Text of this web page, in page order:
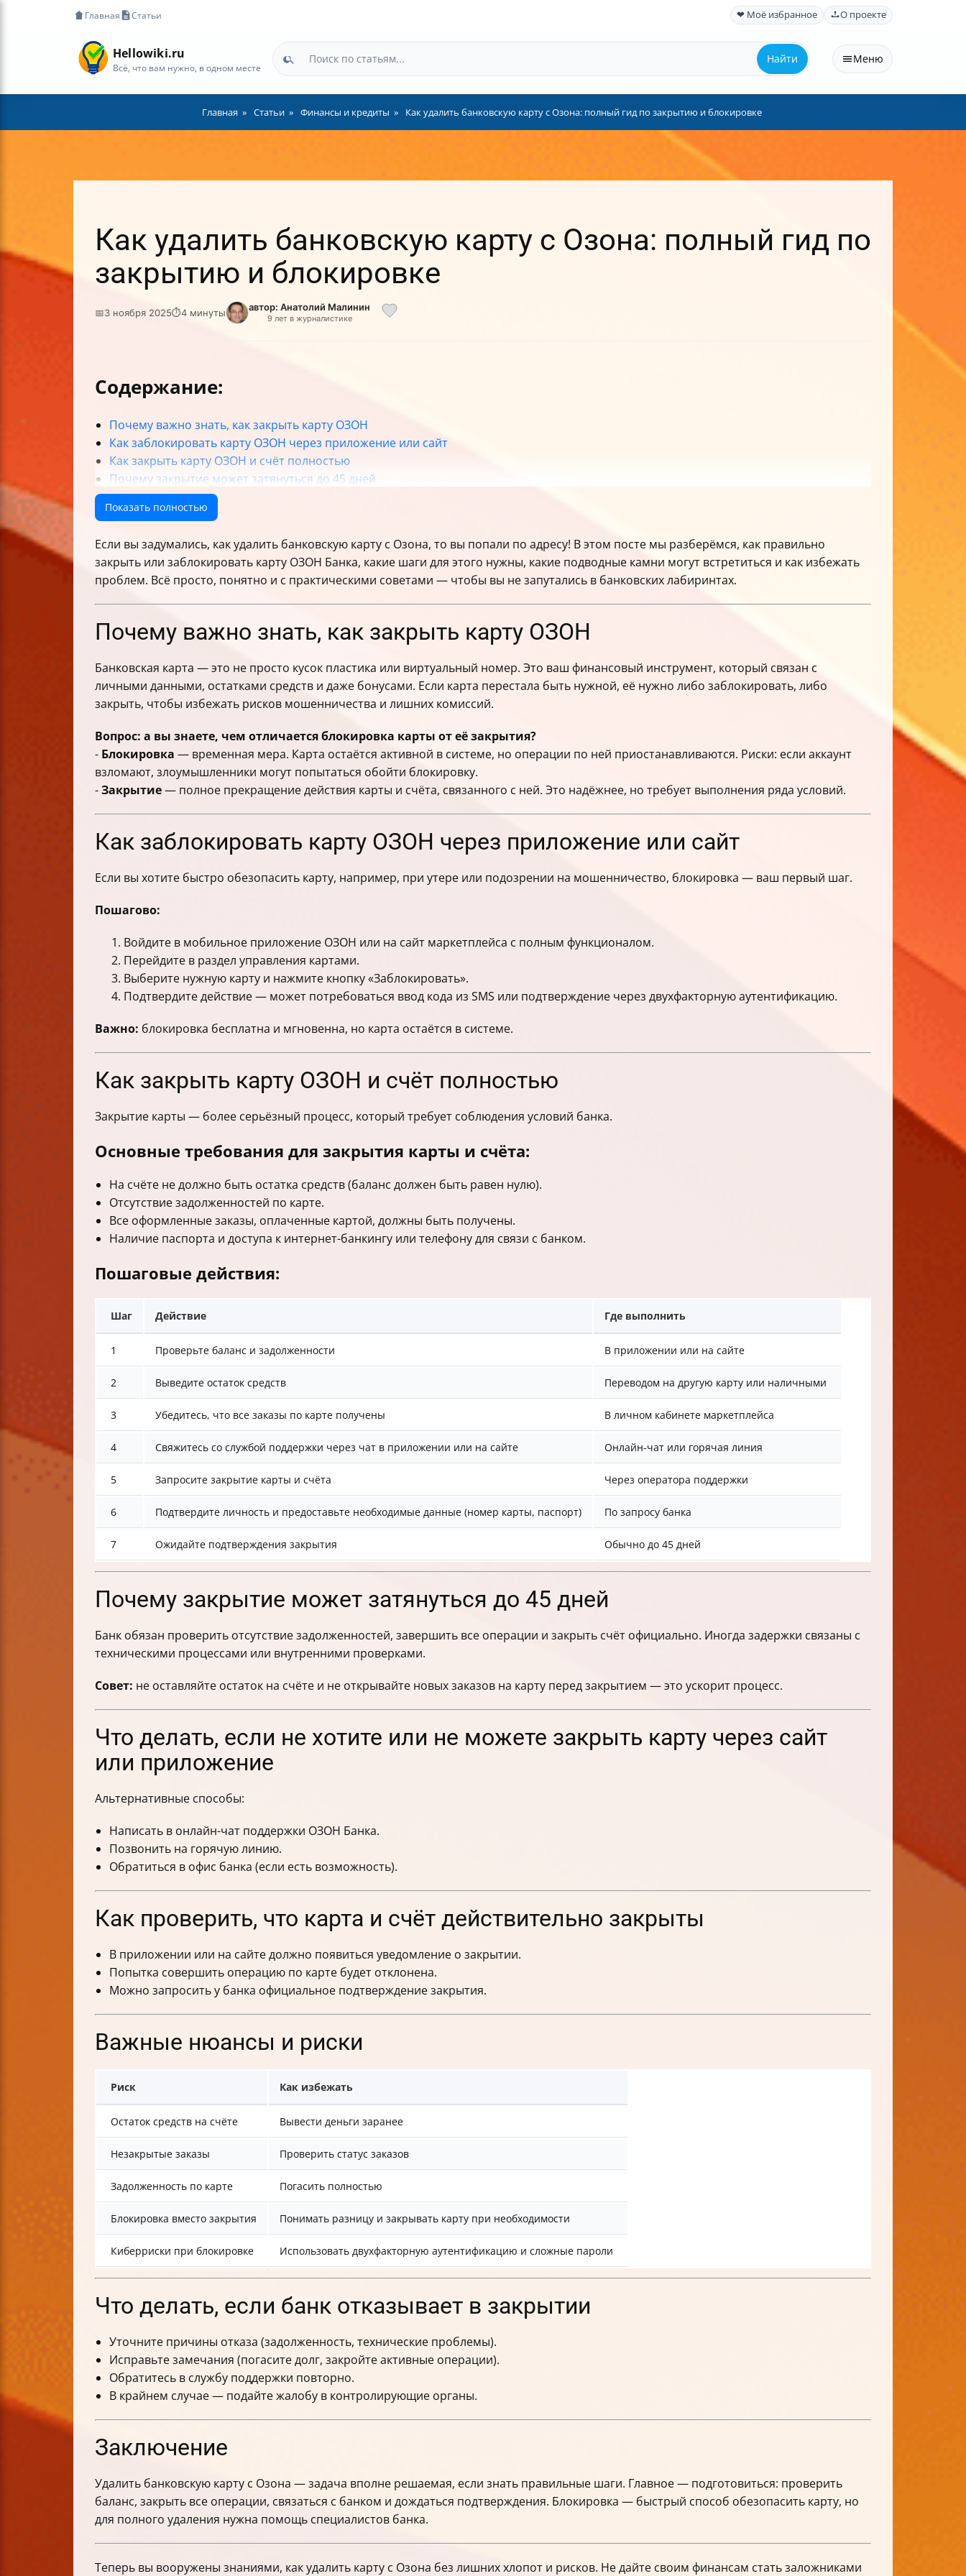
Главная Статьи ❤ Моё избранное О проекте
Hellowiki.ru
Всё, что вам нужно, в одном месте
Найти Меню
Главная Статьи Финансы и кредиты Как удалить банковскую карту с Озона: полный гид по закрытию и блокировке
Как удалить банковскую карту с Озона: полный гид по
закрытию и блокировке
📅3 ноября 2025⏱4 минуты автор: Анатолий Малинин
9 лет в журналистике
Содержание:
Почему важно знать, как закрыть карту ОЗОН
Как заблокировать карту ОЗОН через приложение или сайт
Как закрыть карту ОЗОН и счёт полностью
Почему закрытие может затянуться до 45 дней
Что делать, если не хотите или не можете закрыть карту через сайт или приложение
Как проверить, что карта и счёт действительно закрыты
Что делать, если банк отказывает в закрытии
Заключение
Показать полностью
Если вы задумались, как удалить банковскую карту с Озона, то вы попали по адресу! В этом посте мы разберёмся, как правильно
закрыть или заблокировать карту ОЗОН Банка, какие шаги для этого нужны, какие подводные камни могут встретиться и как избежать
проблем. Всё просто, понятно и с практическими советами — чтобы вы не запутались в банковских лабиринтах.
Почему важно знать, как закрыть карту ОЗОН
Банковская карта — это не просто кусок пластика или виртуальный номер. Это ваш финансовый инструмент, который связан с
личными данными, остатками средств и даже бонусами. Если карта перестала быть нужной, её нужно либо заблокировать, либо
закрыть, чтобы избежать рисков мошенничества и лишних комиссий.
Вопрос: а вы знаете, чем отличается блокировка карты от её закрытия?
- Блокировка — временная мера. Карта остаётся активной в системе, но операции по ней приостанавливаются. Риски: если аккаунт
взломают, злоумышленники могут попытаться обойти блокировку.
-Закрытие— полное прекращение действия карты и счёта, связанного с ней. Это надёжнее, но требует выполнения ряда условий.
Как заблокировать карту ОЗОН через приложение или сайт
Если вы хотите быстро обезопасить карту, например, при утере или подозрении на мошенничество, блокировка — ваш первый шаг.
Пошагово:
Войдите в мобильное приложение ОЗОН или на сайт маркетплейса с полным функционалом.
Перейдите в раздел управления картами.
Выберите нужную карту и нажмите кнопку «Заблокировать».
Подтвердите действие — может потребоваться ввод кода из SMS или подтверждение через двухфакторную аутентификацию.
Важно: блокировка бесплатна и мгновенна, но карта остаётся в системе.
Как закрыть карту ОЗОН и счёт полностью
Закрытие карты — более серьёзный процесс, который требует соблюдения условий банка.
Основные требования для закрытия карты и счёта:
На счёте не должно быть остатка средств (баланс должен быть равен нулю).
Отсутствие задолженностей по карте.
Все оформленные заказы, оплаченные картой, должны быть получены.
Наличие паспорта и доступа к интернет-банкингу или телефону для связи с банком.
Пошаговые действия:
Шаг Действие Где выполнить
1 Проверьте баланс и задолженности В приложении или на сайте
2 Выведите остаток средств Переводом на другую карту или наличными
3 Убедитесь, что все заказы по карте получены В личном кабинете маркетплейса
4 Свяжитесь со службой поддержки через чат в приложении или на сайте Онлайн-чат или горячая линия
5 Запросите закрытие карты и счёта Через оператора поддержки
6 Подтвердите личность и предоставьте необходимые данные (номер карты, паспорт) По запросу банка
7 Ожидайте подтверждения закрытия Обычно до 45 дней
Почему закрытие может затянуться до 45 дней
Банк обязан проверить отсутствие задолженностей, завершить все операции и закрыть счёт официально. Иногда задержки связаны с
техническими процессами или внутренними проверками.
Совет: не оставляйте остаток на счёте и не открывайте новых заказов на карту перед закрытием — это ускорит процесс.
Что делать, если не хотите или не можете закрыть карту через сайт
или приложение
Альтернативные способы:
Написать в онлайн-чат поддержки ОЗОН Банка.
Позвонить на горячую линию.
Обратиться в офис банка (если есть возможность).
Как проверить, что карта и счёт действительно закрыты
В приложении или на сайте должно появиться уведомление о закрытии.
Попытка совершить операцию по карте будет отклонена.
Можно запросить у банка официальное подтверждение закрытия.
Важные нюансы и риски
Риск Как избежать
Остаток средств на счёте Вывести деньги заранее
Незакрытые заказы Проверить статус заказов
Задолженность по карте Погасить полностью
Блокировка вместо закрытия Понимать разницу и закрывать карту при необходимости
Киберриски при блокировке Использовать двухфакторную аутентификацию и сложные пароли
Что делать, если банк отказывает в закрытии
Уточните причины отказа (задолженность, технические проблемы).
Исправьте замечания (погасите долг, закройте активные операции).
Обратитесь в службу поддержки повторно.
В крайнем случае — подайте жалобу в контролирующие органы.
Заключение
Удалить банковскую карту с Озона — задача вполне решаемая, если знать правильные шаги. Главное — подготовиться: проверить
баланс, закрыть все операции, связаться с банком и дождаться подтверждения. Блокировка — быстрый способ обезопасить карту, но
для полного удаления нужна помощь специалистов банка.
Теперь вы вооружены знаниями, как удалить карту с Озона без лишних хлопот и рисков. Не дайте своим финансам стать заложниками